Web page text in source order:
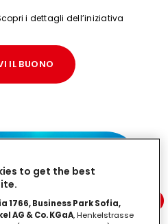
i dettagli dell’iniziativa
IL BUONO
to get the best
1766, Business Park Sofia,
AG & Co. KGaA, Henkelstrasse